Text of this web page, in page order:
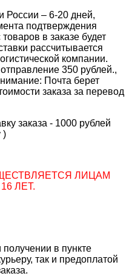
России – 6-20 дней,
подтверждения
в заказе будет
рассчитывается
компании.
350 рублей.,
Почта берет
заказа за перевод
заказа - 1000 рублей
)
ЛИЦАМ
ЛЕТ.
в пункте
так и предоплатой